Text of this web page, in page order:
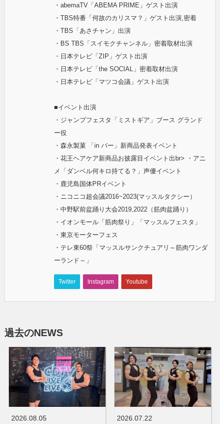
・abemaTV「ABEMA PRIME」ゲスト出演
・TBS特番「何故のカリスマ？」ゲスト出演,密着
・TBS「あさチャン」出演
・BS TBS「スイモクチャンネル」密着取材出演
・日本テレビ「ZIP」ゲスト出演
・日本テレビ「the SOCIAL」密着取材出演
・日本テレビ「マツコ会議」ゲスト出演
■イベント出演
・ジャンプフェスタ「ミストギア」ブース グランド
ー役
・森永製菓 「in バー」新商品発表イベント
・花王ヘアケア新商品お披露目イベント出br> ・アニ
メ「ダンベル何キロ持てる？」声優イベント
・鹿児島国体PRイベント
・ニコニコ超会議2016~2023(マッスルタクシー）
・中野駅前盆踊り大会2019,2022（筋肉盆踊り）
・イオンモール「筋肉祭り」「マッスルフェスタ」
・東京モーターフェス
・テレ東60祭「マッスルサンクチュアリ～筋肉ワンダ
ーランド～」
Twitter Instagram Youtube
過去のNEWS
2026.08.05
2026.07.22